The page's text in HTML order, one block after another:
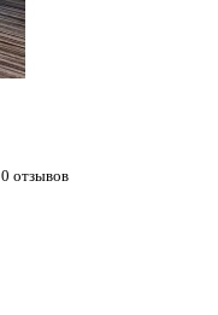
0 отзывов